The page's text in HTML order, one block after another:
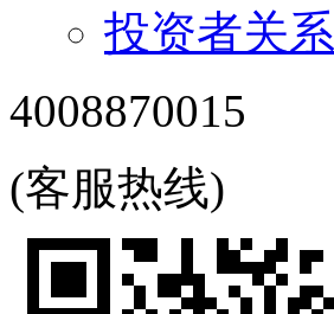
投资者关系
4008870015
(客服热线)